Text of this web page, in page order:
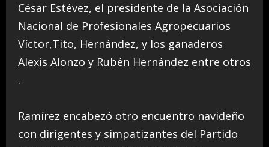
César Estévez, el presidente de la Asociación
Nacional de Profesionales Agropecuarios
Víctor,Tito, Hernández, y los ganaderos
Alexis Alonzo y Rubén Hernández entre otros
.
Ramírez encabezó otro encuentro navideño
con dirigentes y simpatizantes del Partido